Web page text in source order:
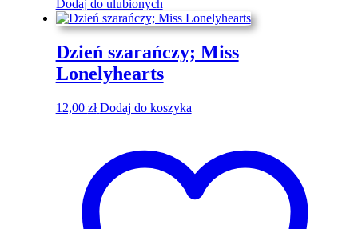
Dodaj do ulubionych
Dzień szarańczy; Miss
Lonelyhearts
12,00 zł Dodaj do koszyka